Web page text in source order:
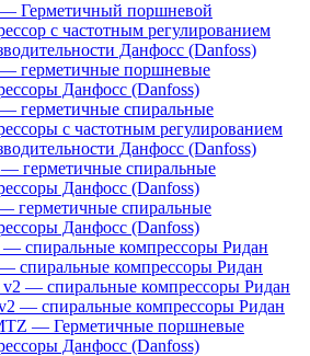
Герметичный поршневой
с частотным регулированием
Данфосс (Danfoss)
герметичные поршневые
Данфосс (Danfoss)
герметичные спиральные
с частотным регулированием
Данфосс (Danfoss)
герметичные спиральные
Данфосс (Danfoss)
герметичные спиральные
Данфосс (Danfoss)
спиральные компрессоры Ридан
спиральные компрессоры Ридан
— спиральные компрессоры Ридан
— спиральные компрессоры Ридан
— Герметичные поршневые
Данфосс (Danfoss)